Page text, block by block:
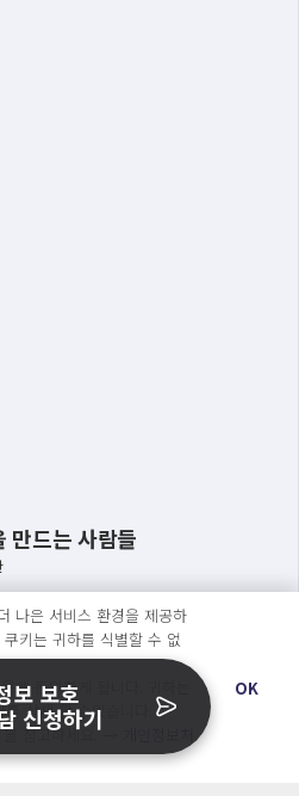
만드는 사람들
하겠습니다.
.
관리를 보장하겠습니다.
reserved.
나은 서비스 환경을 제공하
키는 귀하를 식별할 수 없
에 동의하게 됩니다. 귀하는
삭제 할 수있습니다.
참고하세요. →
OK
보 보호
신청하기